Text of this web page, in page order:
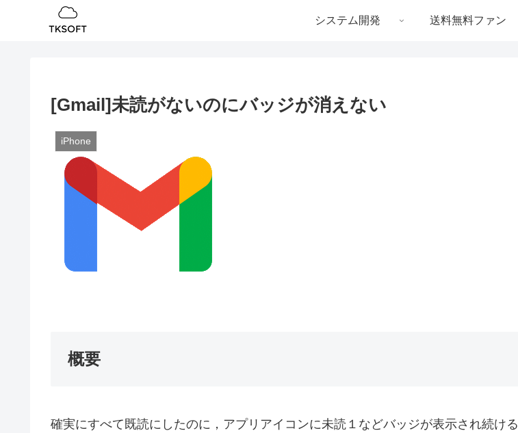
システム開発 送料無料ファン
[Gmail]未読がないのにバッジが消えない
iPhone
概要
確実にすべて既読にしたのに，アプリアイコンに未読１などバッジが表示され続ける